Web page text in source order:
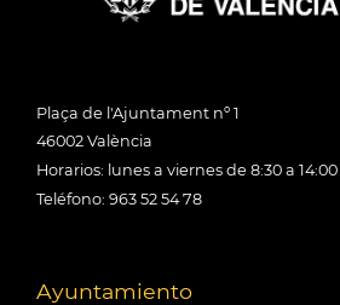
Plaça de l'Ajuntament nº 1
46002 València
Horarios: lunes a viernes de 8:30 a
Teléfono: 963 52 54 78
Ayuntamiento